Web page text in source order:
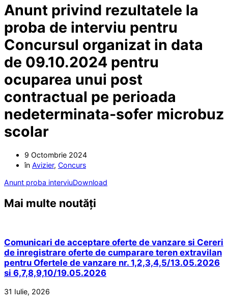
Anunt privind rezultatele la
proba de interviu pentru
Concursul organizat in data
de 09.10.2024 pentru
ocuparea unui post
contractual pe perioada
nedeterminata-sofer microbuz
scolar
9 Octombrie 2024
în Avizier, Concurs
Anunt proba interviuDownload
Mai multe noutăți
Comunicari de acceptare oferte de vanzare si Cereri
de inregistrare oferte de cumparare teren extravilan
pentru Ofertele de vanzare nr. 1,2,3,4,5/13.05.2026
si 6,7,8,9,10/19.05.2026
31 Iulie, 2026